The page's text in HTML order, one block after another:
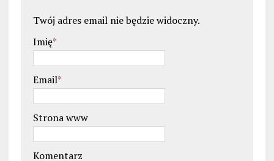
Twój adres email nie będzie widoczny.
Imię*
Email*
Strona www
Komentarz